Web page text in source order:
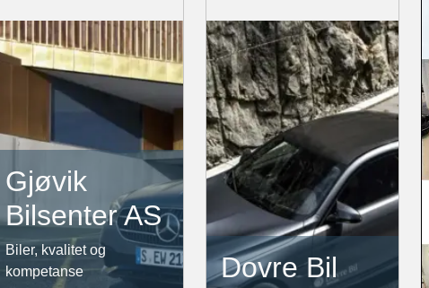
Gjøvik
Bilsenter AS
Biler, kvalitet og
kompetanse
Dovre Bil